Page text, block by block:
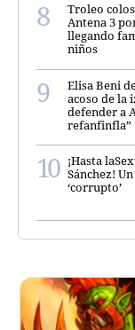
Troleo
Antena 3
llegando
niños
Elisa Beni
acoso de la
defender a
refanfinfla”
¡Hasta
Sánchez!
‘corrupto’